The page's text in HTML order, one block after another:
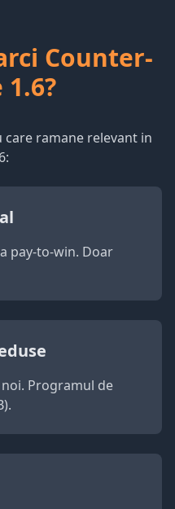
Counter-
ramane relevant in
pay-to-win. Doar
noi. Programul de